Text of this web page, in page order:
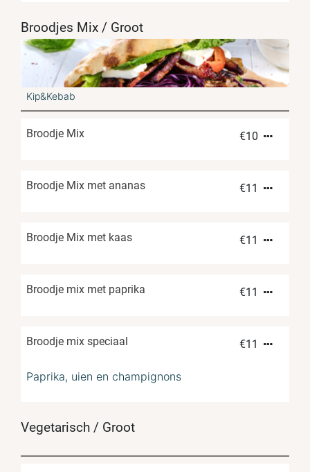
Broodjes Mix / Groot
Kip&Kebab
Broodje Mix €10
Broodje Mix met ananas €11
Broodje Mix met kaas €11
Broodje mix met paprika €11
Broodje mix speciaal €11
Paprika, uien en champignons
Vegetarisch / Groot